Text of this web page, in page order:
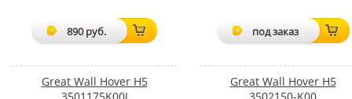
890 руб.
Great Wall Hover H5
под заказ
Great Wall Hover H5